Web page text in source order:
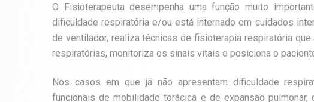
O Fisioterapeuta desempenha uma função muito
dificuldade respiratória e/ou está internado em cuidados
de ventilador, realiza técnicas de fisioterapia respiratória
respiratórias, monitoriza os sinais vitais e posiciona o
Nos casos em que já não apresentam dificuldade
funcionais de mobilidade torácica e de expansão